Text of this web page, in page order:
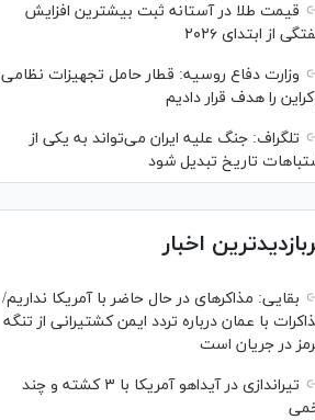
قیمت طلا در آستانه ثبت بیشترین افزایش
از ابتدای ۲۰۲۶
وزارت دفاع روسیه: قطار حامل تجهیزات نظامی
را هدف قرار دادیم
تلگراف: جنگ علیه ایران می‌تواند به یکی از
تاریخ تبدیل شود
اخبار
بقایی: مذاکره‎ای در حال حاضر با آمریکا نداریم/
با عمان درباره تردد ایمن کشتیرانی از تنگه
در جریان است
تیراندازی در آیداهو آمریکا با ۳ کشته و چند